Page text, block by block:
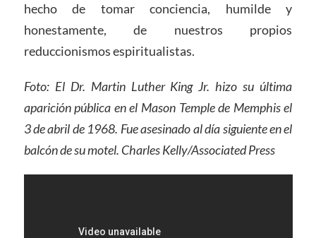
hecho de tomar conciencia, humilde y
honestamente, de nuestros propios
reduccionismos espiritualistas.
Foto: El Dr. Martin Luther King Jr. hizo su última
aparición pública en el Mason Temple de Memphis el
3 de abril de 1968. Fue asesinado al día siguiente en el
balcón de su motel. Charles Kelly/Associated Press